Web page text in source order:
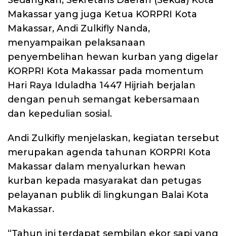
Makassar yang juga Ketua KORPRI Kota
Makassar, Andi Zulkifly Nanda,
menyampaikan pelaksanaan
penyembelihan hewan kurban yang digelar
KORPRI Kota Makassar pada momentum
Hari Raya Iduladha 1447 Hijriah berjalan
dengan penuh semangat kebersamaan
dan kepedulian sosial.
Andi Zulkifly menjelaskan, kegiatan tersebut
merupakan agenda tahunan KORPRI Kota
Makassar dalam menyalurkan hewan
kurban kepada masyarakat dan petugas
pelayanan publik di lingkungan Balai Kota
Makassar.
“Tahun ini terdapat sembilan ekor sapi yang